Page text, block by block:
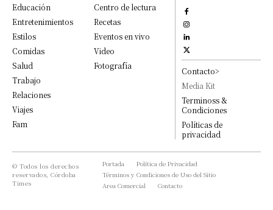
Educación
Entretenimientos
Estilos
Comidas
Salud
Trabajo
Relaciones
Viajes
Fam
Centro de lectura
Recetas
Eventos en vivo
Video
Fotografía
Contacto>
Media Kit
Terminoss &
Condiciones
Políticas de
privacidad
© Todos los derechos
reservados, Córdoba
Times
Portada
Política de Privacidad
Términos y Condiciones de Uso del Sitio
Area Comercial
Contacto